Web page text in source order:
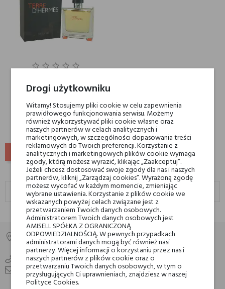
Perfumy
830,00 zł
POWRÓT DO GÓRY
Perfumy
Amisell
Polska
+48800900777
info@amisell.pl
Drogi użytkowniku
Witamy! Stosujemy pliki cookie w celu zapewnienia
prawidłowego funkcjonowania serwisu. Możemy
również wykorzystywać pliki cookie własne oraz
naszych partnerów w celach analitycznych i
marketingowych, w szczególności dopasowania treści
reklamowych do Twoich preferencji. Korzystanie z
analitycznych i marketingowych plików cookie wymaga
zgody, którą możesz wyrazić, klikając „Zaakceptuj”.
Jeżeli chcesz dostosować swoje zgody dla nas i naszych
partnerów, kliknij „Zarządzaj cookies”. Wyrażoną zgodę
możesz wycofać w każdym momencie, zmieniając
wybrane ustawienia. Korzystanie z plików cookie we
wskazanych powyżej celach związane jest z
przetwarzaniem Twoich danych osobowych.
Administratorem Twoich danych osobowych jest
AMISELL SPÓŁKA Z OGRANICZONĄ
ODPOWIEDZIALNOŚCIĄ. W pewnych przypadkach
administratorami danych mogą być również nasi
partnerzy. Więcej informacji o korzystaniu przez nas i
naszych partnerów z plików cookie oraz o
przetwarzaniu Twoich danych osobowych, w tym o
przysługujących Ci uprawnieniach, znajdziesz w naszej
Polityce Cookies.